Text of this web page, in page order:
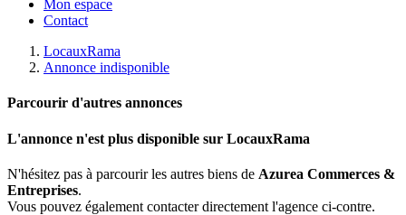
Mon espace
Contact
LocauxRama
Annonce indisponible
Parcourir d'autres annonces
L'annonce n'est plus disponible sur LocauxRama
N'hésitez pas à parcourir les autres biens de Azurea Commerces &
Entreprises.
Vous pouvez également contacter directement l'agence ci-contre.